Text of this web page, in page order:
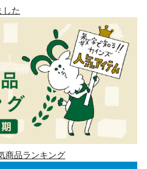
した
商品ランキング